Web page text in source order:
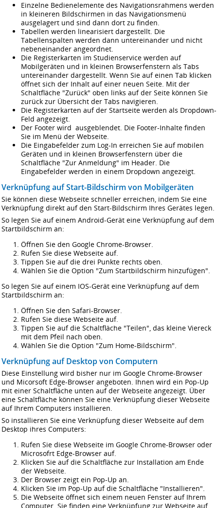
Einzelne Bedienelemente des Navigationsrahmens werden
in kleineren Bildschirmen in das Navigationsmenü
ausgelagert und sind dann dort zu finden.
Tabellen werden linearisiert dargestellt. Die
Tabellenspalten werden dann untereinander und nicht
nebeneinander angeordnet.
Die Registerkarten im Studienservice werden auf
Mobilgeräten und in kleinen Browserfenstern als Tabs
untereinander dargestellt. Wenn Sie auf einen Tab klicken
öffnet sich der Inhalt auf einer neuen Seite. Mit der
Schaltfläche "Zurück" oben links auf der Seite können Sie
zurück zur Übersicht der Tabs navigieren.
Die Registerkarten auf der Startseite werden als Dropdown-
Feld angezeigt.
Der Footer wird ausgeblendet. Die Footer-Inhalte finden
Sie im Menü der Webseite.
Die Eingabefelder zum Log-In erreichen Sie auf mobilen
Geräten und in kleinen Browserfenstern über die
Schaltfläche "Zur Anmeldung" im Header. Die
Eingabefelder werden in einem Dropdown angezeigt.
Verknüpfung auf Start-Bildschirm von Mobilgeräten
Sie können diese Webseite schneller erreichen, indem Sie eine
Verknüpfung direkt auf den Start-Bildschirm Ihres Gerätes legen.
So legen Sie auf einem Android-Gerät eine Verknüpfung auf dem
Startbildschirm an:
Öffnen Sie den Google Chrome-Browser.
Rufen Sie diese Webseite auf.
Tippen Sie auf die drei Punkte rechts oben.
Wählen Sie die Option "Zum Startbildschirm hinzufügen".
So legen Sie auf einem IOS-Gerät eine Verknüpfung auf dem
Startbildschirm an:
Öffnen Sie den Safari-Browser.
Rufen Sie diese Webseite auf.
Tippen Sie auf die Schaltfläche "Teilen", das kleine Viereck
mit dem Pfeil nach oben.
Wählen Sie die Option "Zum Home-Bildschirm".
Verknüpfung auf Desktop von Computern
Diese Einstellung wird bisher nur im Google Chrome-Browser
und Micorsoft Edge-Browser angeboten. Ihnen wird ein Pop-Up
mit einer Schaltfläche unten auf der Webseite angezeigt. Über
eine Schaltfläche können Sie eine Verknüpfung dieser Webseite
auf Ihrem Computers installieren.
So installieren Sie eine Verknüpfung dieser Webseite auf dem
Desktop ihres Computers:
Rufen Sie diese Webseite im Google Chrome-Browser oder
Microsofrt Edge-Browser auf.
Klicken Sie auf die Schaltfläche zur Installation am Ende
der Webseite.
Der Browser zeigt ein Pop-Up an.
Klicken Sie im Pop-Up auf die Schaltfläche "Installieren".
Die Webseite öffnet sich einem neuen Fenster auf Ihrem
Computer. Sie finden eine Verknüpfung zur Webseite auf